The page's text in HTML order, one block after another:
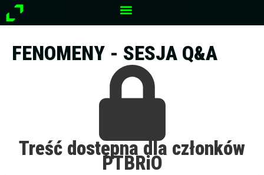
Przejdź
do
FENOMENY - SESJA Q&A
Treść dostępna dla członków
PTBRiO